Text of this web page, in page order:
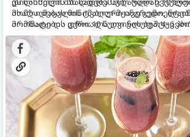
ახალი მაყვლის ტკბილ-მჟავე გემო,
არომატი და ცქრიალა ღვინის
დახვეწილ და მაგრილებელ კოქტეილს.
მომზადებას მინიმალური
მომზადების დრო: 10 წუთი ულუფა: 4–6